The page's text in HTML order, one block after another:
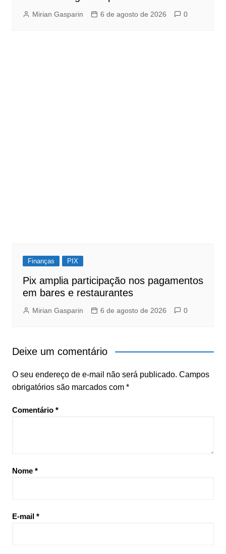
Mirian Gasparin 6 de agosto de 2026 0
Finanças PIX
Pix amplia participação nos pagamentos
em bares e restaurantes
Mirian Gasparin 6 de agosto de 2026 0
Deixe um comentário
O seu endereço de e-mail não será publicado. Campos
obrigatórios são marcados com *
Comentário *
Nome *
E-mail *